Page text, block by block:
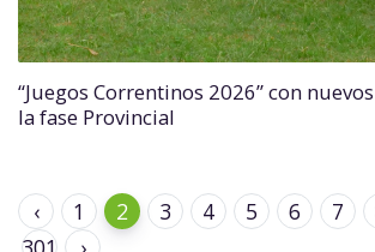
“Juegos Correntinos 2026” con
la fase Provincial
‹ 1 2 3 4 5 6 7